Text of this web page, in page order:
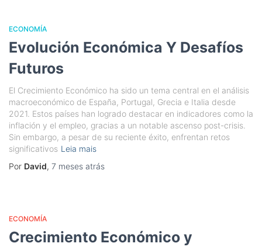
ECONOMÍA
Evolución Económica Y Desafíos
Futuros
El Crecimiento Económico ha sido un tema central en el análisis
macroeconómico de España, Portugal, Grecia e Italia desde
2021. Estos países han logrado destacar en indicadores como la
inflación y el empleo, gracias a un notable ascenso post-crisis.
Sin embargo, a pesar de su reciente éxito, enfrentan retos
significativos Leia mais
Por David, 7 meses atrás
ECONOMÍA
Crecimiento Económico y